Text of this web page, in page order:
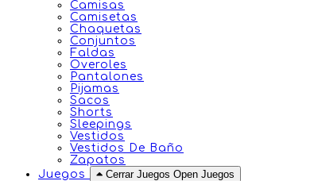
Camisas
Camisetas
Chaquetas
Conjuntos
Faldas
Overoles
Pantalones
Pijamas
Sacos
Shorts
Sleepings
Vestidos
Vestidos De Baño
Zapatos
Juegos
Cerrar Juegos Open Juegos